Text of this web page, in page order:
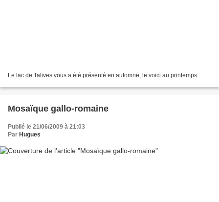
Le lac de Talives vous a été présenté en automne, le voici au printemps.
Mosaïque gallo-romaine
Publié le 21/06/2009 à 21:03
Par Hugues